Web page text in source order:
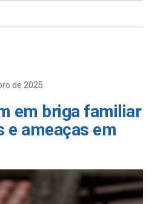
de 2025
em briga familiar
e ameaças em